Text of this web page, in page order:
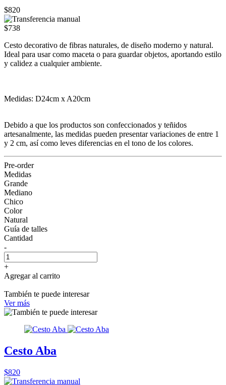
$820
$738
Cesto decorativo de fibras naturales, de diseño moderno y natural.
Ideal para usar como maceta o para guardar objetos, aportando estilo
y calidez a cualquier ambiente.
Medidas: D24cm x A20cm
Debido a que los productos son confeccionados y teñidos
artesanalmente, las medidas pueden presentar variaciones de entre 1
y 2 cm, así como leves diferencias en el tono de los colores.
Pre-order
Medidas
Grande
Mediano
Chico
Color
Natural
Guía de talles
Cantidad
-
+
Agregar al carrito
También te puede interesar
Ver más
Cesto Aba
$820